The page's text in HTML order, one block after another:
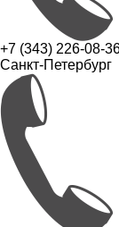
+7 (343) 226-08-
Санкт-Петербург